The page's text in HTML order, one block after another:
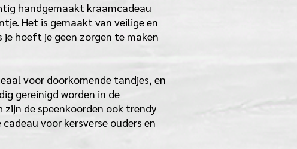
handgemaakt kraamcadeau
Het is gemaakt van veilige en
je hoeft je geen zorgen te maken
voor doorkomende tandjes, en
gereinigd worden in de
de speenkoorden ook trendy
voor kersverse ouders en